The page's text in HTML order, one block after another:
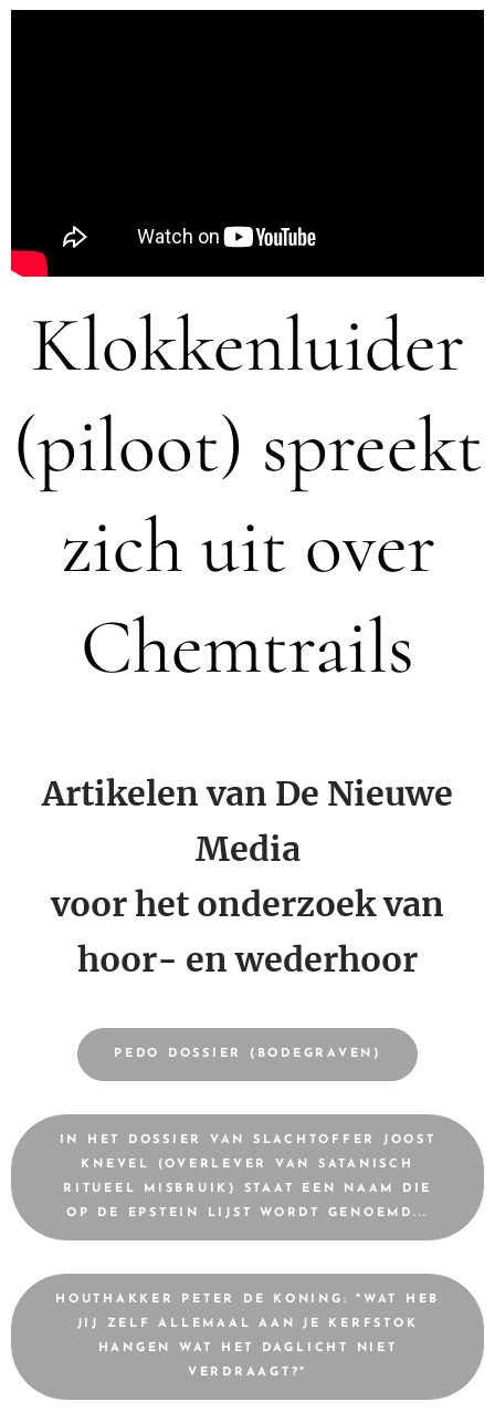
Klokkenluider
(piloot) spreekt
zich uit over
Chemtrails
Artikelen van De Nieuwe
Media
voor het onderzoek van
hoor- en wederhoor
PEDO DOSSIER (BODEGRAVEN)
IN HET DOSSIER VAN SLACHTOFFER JOOST
KNEVEL (OVERLEVER VAN SATANISCH
RITUEEL MISBRUIK) STAAT EEN NAAM DIE
OP DE EPSTEIN LIJST WORDT GENOEMD...
HOUTHAKKER PETER DE KONING: "WAT HEB
JIJ ZELF ALLEMAAL AAN JE KERFSTOK
HANGEN WAT HET DAGLICHT NIET
VERDRAAGT?"